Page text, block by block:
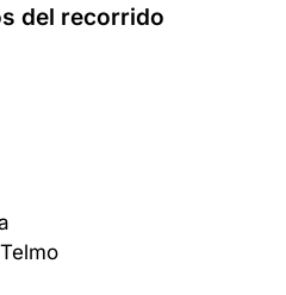
del recorrido